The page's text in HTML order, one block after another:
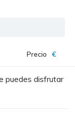
Precio €
puedes disfrutar